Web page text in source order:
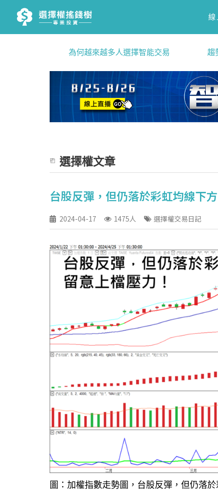
為何越來越多人選擇智能交易 趨
選擇權文章
台股反彈，但仍落於彩虹均線下
2024-04-17 1475人 選擇權交易日記
圖：加權指數走勢圖，台股反彈，但仍落